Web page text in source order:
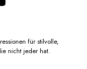
für stilvolle,
nicht jeder hat.